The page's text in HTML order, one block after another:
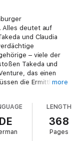
Alles deutet auf
und Claudia
– viele der
Takeda und
das einen
die Ermittlermore
DE
LENGTH
368
Pages